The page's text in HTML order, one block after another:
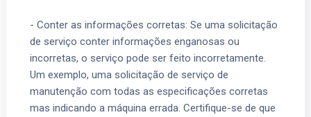
- Conter as informações corretas: Se uma solicitação
de serviço conter informações enganosas ou
incorretas, o serviço pode ser feito incorretamente.
Um exemplo, uma solicitação de serviço de
manutenção com todas as especificações corretas
mas indicando a máquina errada. Certifique-se de que